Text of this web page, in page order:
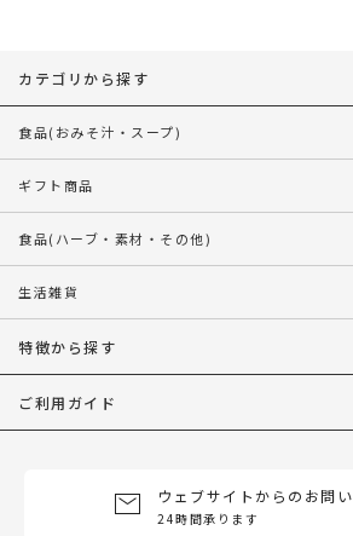
カテゴリから探す
食品(おみそ汁・スープ)
ギフト商品
食品(ハーブ・素材・その他)
生活雑貨
特徴から探す
ご利用ガイド
ウェブサイトからのお問
24時間承ります